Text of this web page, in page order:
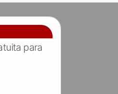
para